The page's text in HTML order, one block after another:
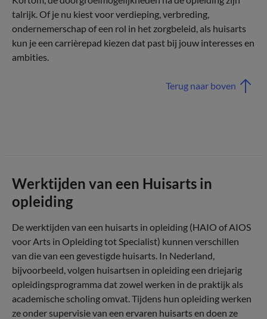
talrijk. Of je nu kiest voor verdieping, verbreding,
ondernemerschap of een rol in het zorgbeleid, als huisarts
kun je een carrièrepad kiezen dat past bij jouw interesses en
ambities.
Terug naar boven
Werktijden van een Huisarts in
opleiding
De werktijden van een huisarts in opleiding (HAIO of AIOS
voor Arts in Opleiding tot Specialist) kunnen verschillen
van die van een gevestigde huisarts. In Nederland,
bijvoorbeeld, volgen huisartsen in opleiding een driejarig
opleidingsprogramma dat zowel werken in de praktijk als
academische scholing omvat. Tijdens hun opleiding werken
ze onder supervisie van een ervaren huisarts en doen ze